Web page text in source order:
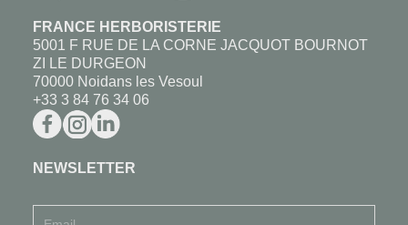
FRANCE HERBORISTERIE
5001 F RUE DE LA CORNE JACQUOT BOURNOT
ZI LE DURGEON
70000 Noidans les Vesoul
+33 3 84 76 34 06
NEWSLETTER